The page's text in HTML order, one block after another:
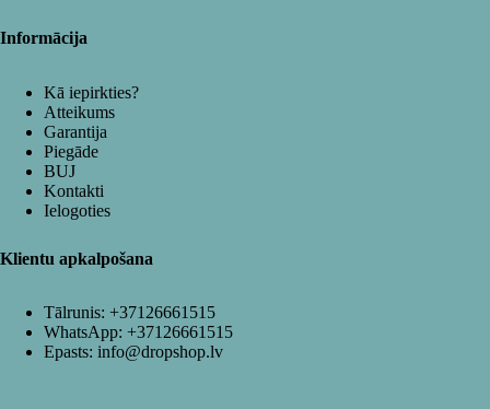
Informācija
Kā iepirkties?
Atteikums
Garantija
Piegāde
BUJ
Kontakti
Ielogoties
Klientu apkalpošana
Tālrunis: +37126661515
WhatsApp: +37126661515
Epasts: info@dropshop.lv